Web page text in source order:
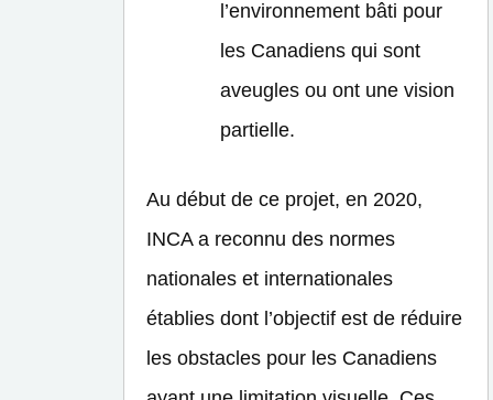
l’environnement bâti pour
les Canadiens qui sont
aveugles ou ont une vision
partielle.
Au début de ce projet, en 2020,
INCA a reconnu des normes
nationales et internationales
établies dont l’objectif est de réduire
les obstacles pour les Canadiens